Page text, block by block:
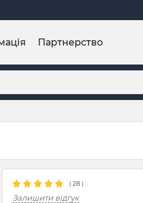
Партнерство
( 28 )
Залишити відгук